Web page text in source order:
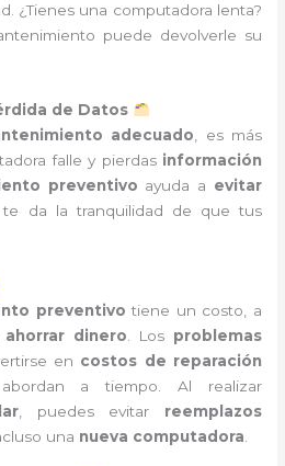
¿Tienes una computadora lenta?
puede devolverle su
de Datos
adecuado , es más
falle y pierdas información
preventivo ayuda a evitar
da la tranquilidad de que tus
preventivo tiene un costo, a
ahorrar dinero . Los problemas
en costos de reparación
a tiempo. Al realizar
, puedes evitar reemplazos
una nueva computadora